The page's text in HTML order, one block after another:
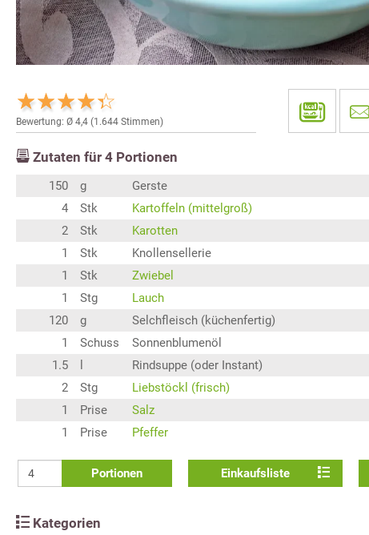
Bewertung: Ø 4,4 (1.644 Stimmen)
Zutaten für 4 Portionen
150 g
Gerste
4
Stk
Kartoffeln (mittelgroß)
2
Stk
Karotten
1
Stk
Knollensellerie
1
Stk
Zwiebel
1
Stg
Lauch
120
g
Selchfleisch (küchenfertig)
1
Schuss
Sonnenblumenöl
1.5
Rindsuppe (oder Instant)
2
Stg
Liebstöckl (frisch)
1
Prise
Salz
1
Prise Pfeffer
Portionen Einkaufsliste
Kategorien